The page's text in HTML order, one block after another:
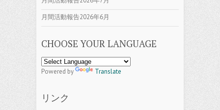
月間活動報告2026年6月
CHOOSE YOUR LANGUAGE
Powered by Translate
リンク